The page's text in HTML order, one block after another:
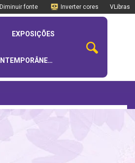
Diminuir fonte Inverter cores VLibras
EXPOSIÇÕES
PRODUÇÕES CONTEMPORÂNEAS